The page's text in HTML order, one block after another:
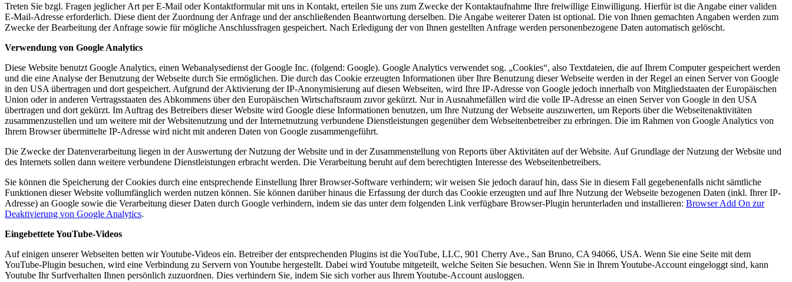
Treten Sie bzgl. Fragen jeglicher Art per E-Mail oder Kontaktformular mit uns in Kontakt, erteilen Sie uns zum Zwecke der Kontaktaufnahme Ihre freiwillige Einwilligung. Hierfür ist die Angabe einer validen
E-Mail-Adresse erforderlich. Diese dient der Zuordnung der Anfrage und der anschließenden Beantwortung derselben. Die Angabe weiterer Daten ist optional. Die von Ihnen gemachten Angaben werden zum
Zwecke der Bearbeitung der Anfrage sowie für mögliche Anschlussfragen gespeichert. Nach Erledigung der von Ihnen gestellten Anfrage werden personenbezogene Daten automatisch gelöscht.
Verwendung von Google Analytics
Diese Website benutzt Google Analytics, einen Webanalysedienst der Google Inc. (folgend: Google). Google Analytics verwendet sog. „Cookies“, also Textdateien, die auf Ihrem Computer gespeichert werden
und die eine Analyse der Benutzung der Webseite durch Sie ermöglichen. Die durch das Cookie erzeugten Informationen über Ihre Benutzung dieser Webseite werden in der Regel an einen Server von Google
in den USA übertragen und dort gespeichert. Aufgrund der Aktivierung der IP-Anonymisierung auf diesen Webseiten, wird Ihre IP-Adresse von Google jedoch innerhalb von Mitgliedstaaten der Europäischen
Union oder in anderen Vertragsstaaten des Abkommens über den Europäischen Wirtschaftsraum zuvor gekürzt. Nur in Ausnahmefällen wird die volle IP-Adresse an einen Server von Google in den USA
übertragen und dort gekürzt. Im Auftrag des Betreibers dieser Website wird Google diese Informationen benutzen, um Ihre Nutzung der Webseite auszuwerten, um Reports über die Webseitenaktivitäten
zusammenzustellen und um weitere mit der Websitenutzung und der Internetnutzung verbundene Dienstleistungen gegenüber dem Webseitenbetreiber zu erbringen. Die im Rahmen von Google Analytics von
Ihrem Browser übermittelte IP-Adresse wird nicht mit anderen Daten von Google zusammengeführt.
Die Zwecke der Datenverarbeitung liegen in der Auswertung der Nutzung der Website und in der Zusammenstellung von Reports über Aktivitäten auf der Website. Auf Grundlage der Nutzung der Website und
des Internets sollen dann weitere verbundene Dienstleistungen erbracht werden. Die Verarbeitung beruht auf dem berechtigten Interesse des Webseitenbetreibers.
Sie können die Speicherung der Cookies durch eine entsprechende Einstellung Ihrer Browser-Software verhindern; wir weisen Sie jedoch darauf hin, dass Sie in diesem Fall gegebenenfalls nicht sämtliche
Funktionen dieser Website vollumfänglich werden nutzen können. Sie können darüber hinaus die Erfassung der durch das Cookie erzeugten und auf Ihre Nutzung der Webseite bezogenen Daten (inkl. Ihrer IP-
Adresse) an Google sowie die Verarbeitung dieser Daten durch Google verhindern, indem sie das unter dem folgenden Link verfügbare Browser-Plugin herunterladen und installieren: Browser Add On zur
Deaktivierung von Google Analytics.
Eingebettete YouTube-Videos
Auf einigen unserer Webseiten betten wir Youtube-Videos ein. Betreiber der entsprechenden Plugins ist die YouTube, LLC, 901 Cherry Ave., San Bruno, CA 94066, USA. Wenn Sie eine Seite mit dem
YouTube-Plugin besuchen, wird eine Verbindung zu Servern von Youtube hergestellt. Dabei wird Youtube mitgeteilt, welche Seiten Sie besuchen. Wenn Sie in Ihrem Youtube-Account eingeloggt sind, kann
Youtube Ihr Surfverhalten Ihnen persönlich zuzuordnen. Dies verhindern Sie, indem Sie sich vorher aus Ihrem Youtube-Account ausloggen.